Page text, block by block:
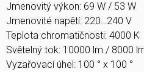
Jmenovitý výkon: 69 W / 53 W
Jmenovité napětí: 220…240 V
Teplota chromatičnosti: 4000 K
Světelný tok: 10000 lm / 8000
Vyzařovací úhel: 100 ° x 100 °